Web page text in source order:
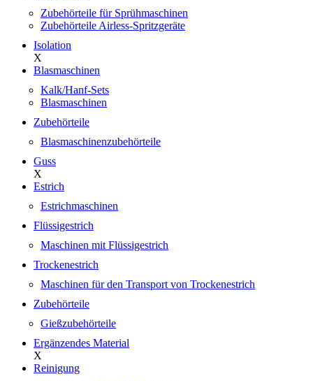
Zubehörteile für Sprühmaschinen
Zubehörteile Airless-Spritzgeräte
Isolation
X
Blasmaschinen
Kalk/Hanf-Sets
Blasmaschinen
Zubehörteile
Blasmaschinenzubehörteile
Guss
X
Estrich
Estrichmaschinen
Flüssigestrich
Maschinen mit Flüssigestrich
Trockenestrich
Maschinen für den Transport von Trockenestrich
Zubehörteile
Gießzubehörteile
Ergänzendes Material
X
Reinigung